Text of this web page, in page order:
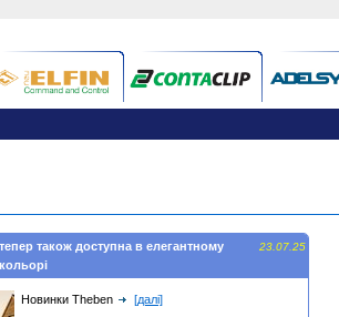
23.07.25
також доступна в елегантному
Новинки Theben [далі]